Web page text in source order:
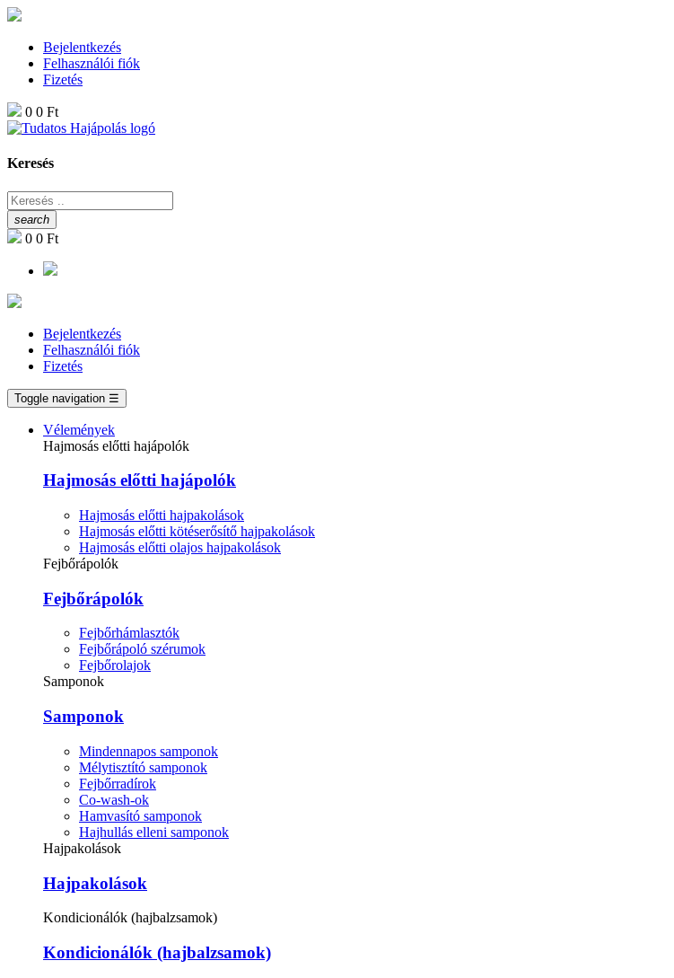
Bejelentkezés
Felhasználói fiók
Fizetés
0 0 Ft
Keresés
search
0 0 Ft
Bejelentkezés
Felhasználói fiók
Fizetés
Toggle navigation ☰
Vélemények
Hajmosás előtti hajápolók
Hajmosás előtti hajápolók
Hajmosás előtti hajpakolások
Hajmosás előtti kötéserősítő hajpakolások
Hajmosás előtti olajos hajpakolások
Fejbőrápolók
Fejbőrápolók
Fejbőrhámlasztók
Fejbőrápoló szérumok
Fejbőrolajok
Samponok
Samponok
Mindennapos samponok
Mélytisztító samponok
Fejbőrradírok
Co-wash-ok
Hamvasító samponok
Hajhullás elleni samponok
Hajpakolások
Hajpakolások
Kondicionálók (hajbalzsamok)
Kondicionálók (hajbalzsamok)